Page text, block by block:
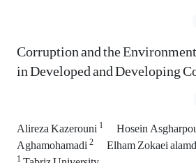
Corruption and the
in Developed and Developing
Alireza Kazerouni1 Hosein
Aghamohamadi2 Elham Zokaei
1